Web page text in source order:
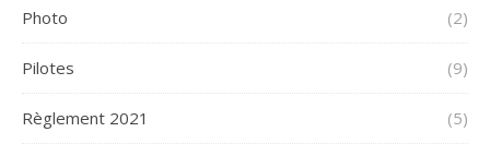
Photo (2)
Pilotes (9)
Règlement 2021 (5)